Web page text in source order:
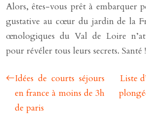
Alors, êtes-vous prêt à embarquer
gustative au cœur du jardin de la
œnologiques du Val de Loire
pour révéler tous leurs secrets. Santé !
Idées de courts séjours
en france à moins de 3h
de paris
Liste